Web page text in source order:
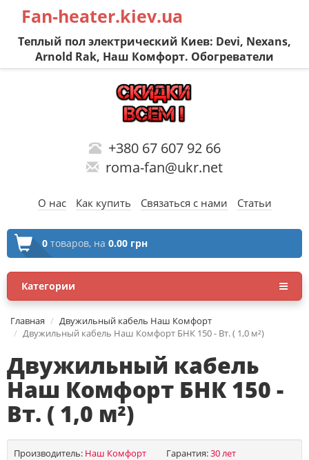
Fan-heater.kiev.ua
Теплый пол электрический Киев: Devi, Nexans,
Arnold Rak, Наш Комфорт. Обогреватели
+380 67 607 92 66
roma-fan@ukr.net
О нас Как купить Связаться с нами Статьи
0 товаров, на 0.00 грн
Категории
Главная
Двужильный кабель Наш Комфорт
Двужильный кабель Наш Комфорт БНК 150 - Вт. ( 1,0 м²)
Двужильный кабель
Наш Комфорт БНК 150 -
Вт. ( 1,0 м²)
Производитель: Наш Комфорт Гарантия:30 лет